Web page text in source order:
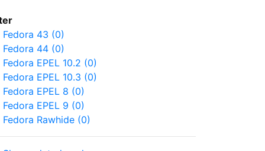
Fedora 43 (0)
Fedora 44 (0)
Fedora EPEL 10.2 (0)
Fedora EPEL 10.3 (0)
Fedora EPEL 8 (0)
Fedora EPEL 9 (0)
Fedora Rawhide (0)